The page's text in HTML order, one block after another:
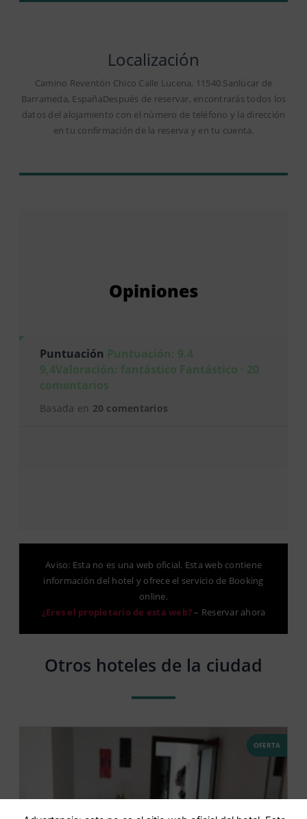
Localización
Camino Reventón Chico Calle Lucena, 11540 Sanlúcar de
Barrameda, EspañaDespués de reservar, encontrarás todos los
datos del alojamiento con el número de teléfono y la dirección
en tu confirmación de la reserva y en tu cuenta.
Opiniones
Puntuación Puntuación: 9.4
9,4Valoración: fantástico Fantástico · 20
comentarios
Basada en 20 comentarios
Aviso: Esta no es una web oficial. Esta web contiene
información del hotel y ofrece el servicio de Booking
online.
¿Eres el propietario de esta web?– Reservar ahora
Otros hoteles de la ciudad
OFERTA